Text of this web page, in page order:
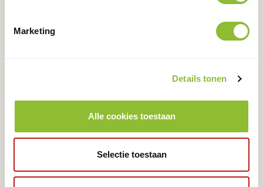
Marketing
Details tonen
Alle cookies toestaan
Selectie toestaan
Aangemelde leerroutes bij DUO